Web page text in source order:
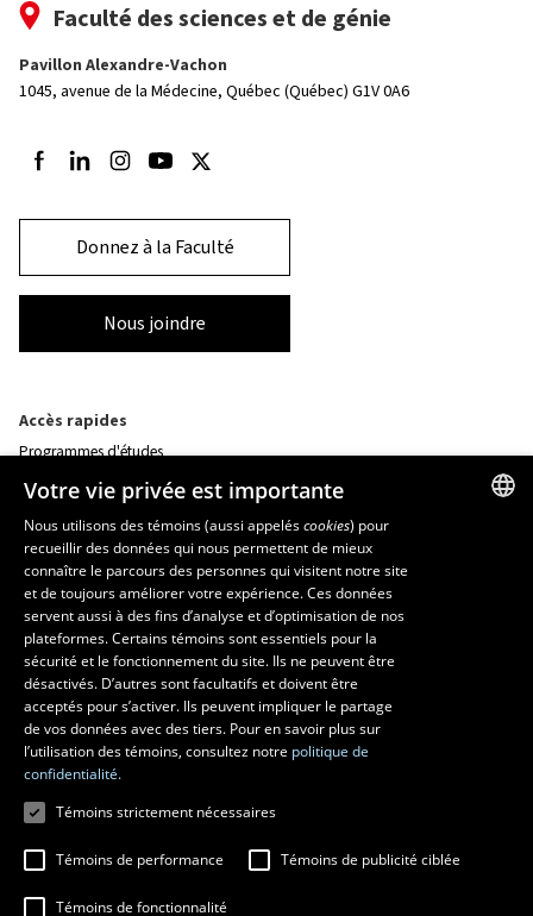
Faculté des sciences et de génie
Pavillon Alexandre-Vachon
1045, avenue de la Médecine, Québec (Québec) G1V 0A6
Suivez-nous sur Facebook
Suivez-nous sur LinkedIn
Suivez-nous sur Instagram
Suivez-nous sur Youtube
Suivez-nous sur Twitter
Donnez à la Faculté
Nous joindre
Accès rapides
Programmes d'études
Nos départements et école
Foire aux questions
Ressources
monPortail
MESURES D'URGENCE
Composer le418 656-5555
Votre vie privée est importante
Nous utilisons des témoins (aussi appeléscookies) pour
recueillir des données qui nous permettent de mieux
connaître le parcours des personnes qui visitent notre site
et de toujours améliorer votre expérience. Ces données
servent aussi à des fins d’analyse et d’optimisation de nos
plateformes. Certains témoins sont essentiels pour la
sécurité et le fonctionnement du site. Ils ne peuvent être
désactivés. D’autres sont facultatifs et doivent être
acceptés pour s’activer. Ils peuvent impliquer le partage
de vos données avec des tiers. Pour en savoir plus sur
l’utilisation des témoins, consultez notre politique de
confidentialité.
Témoins strictement nécessaires
Témoins de performance Témoins de publicité ciblée
Témoins de fonctionnalité